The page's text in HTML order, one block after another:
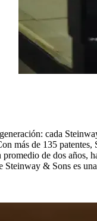
cada
más de 135
promedio de dos
⁠&⁠ Sons es